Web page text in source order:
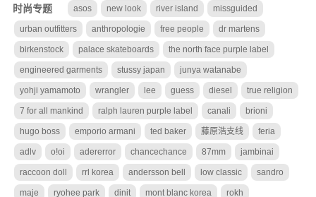
时尚专题 asos new look river island missguided
urban outfitters anthropologie free people dr martens
birkenstock palace skateboards the north face purple label
engineered garments stussy japan junya watanabe
yohji yamamoto wrangler lee guess diesel true religion
7 for all mankind ralph lauren purple label canali brioni
hugo boss emporio armani ted baker 藤原浩支线 feria
adlv o!oi adererror chancechance 87mm jambinai
raccoon doll rrl korea andersson bell low classic sandro
maje ryohee park dinit mont blanc korea rokh